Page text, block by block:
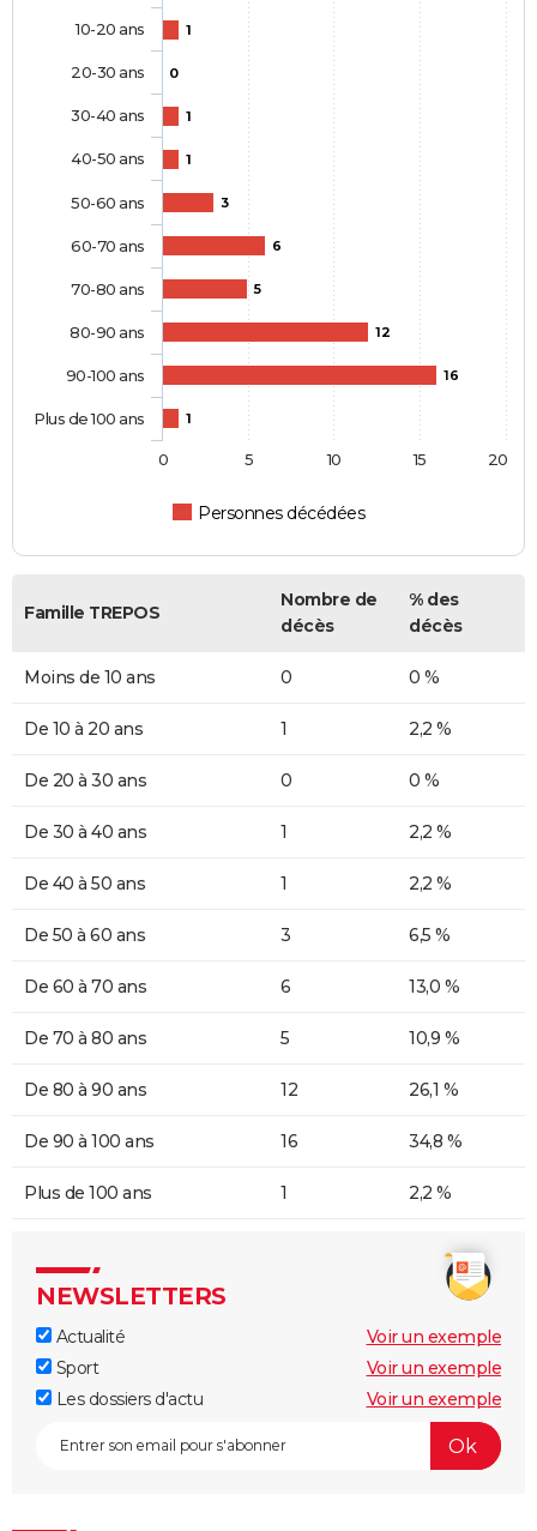
1
0
1
1
3
6
5
12
16
1
Personnes décédées
10-20 ans
20-30 ans
30-40 ans
40-50 ans
50-60 ans
60-70 ans
70-80 ans
80-90 ans
90-100 ans
Plus de 100 ans
0 5 10 15 20
Famille TREPOS
Nombre de
décès
% des
décès
Moins de 10 ans 0 0 %
De 10 à 20 ans 1 2,2 %
De 20 à 30 ans 0 0 %
De 30 à 40 ans 1 2,2 %
De 40 à 50 ans 1 2,2 %
De 50 à 60 ans 3 6,5 %
De 60 à 70 ans 6 13,0 %
De 70 à 80 ans 5 10,9 %
De 80 à 90 ans 12 26,1 %
De 90 à 100 ans 16 34,8 %
Plus de 100 ans 1 2,2 %
NEWSLETTERS
Actualité
Voir un exemple
Sport
Voir un exemple
Les dossiers d'actu
Voir un exemple